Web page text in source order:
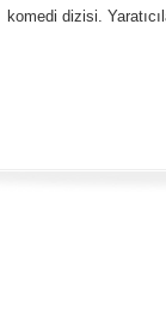
komedi dizisi.